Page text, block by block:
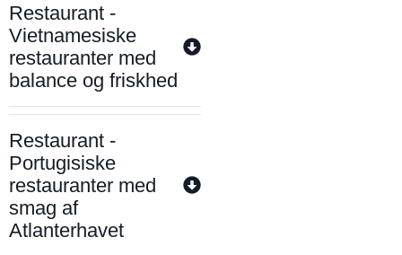
Restaurant -
Vietnamesiske
restauranter med
balance og friskhed
Restaurant -
Portugisiske
restauranter med
smag af
Atlanterhavet